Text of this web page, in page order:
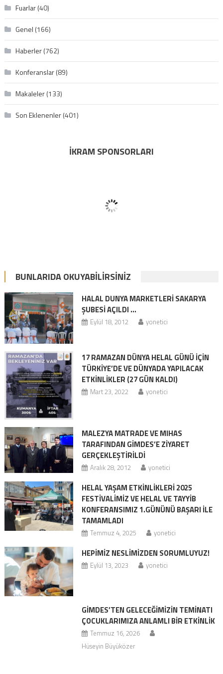
Fuarlar(40)
Genel (166)
Haberler(762)
Konferanslar(89)
Makaleler(133)
Son Eklenenler(401)
İKRAM SPONSORLARI
BUNLARIDA OKUYABILIRSINIZ
HALAL DUNYA MARKETLERİ SAKARYA
ŞUBESİ AÇILDI …
Eylül 18, 2012 yonetici
17 RAMAZAN DÜNYA HELAL GÜNÜ İÇİN
TÜRKİYE’DE VE DÜNYADA YAPILACAK
ETKİNLİKLER (27 GÜN KALDI)
Mart 23, 2022 yonetici
MALEZYA MATRADE VE MIHAS
TARAFINDAN GİMDES’E ZİYARET
GERÇEKLEŞTİRİLDİ
Aralık 28, 2012 yonetici
HELAL YAŞAM ETKİNLİKLERİ 2025
FESTİVALİMİZ VE HELAL VE TAYYİB
KONFERANSIMIZ 1.GÜNÜNÜ BAŞARI İLE
TAMAMLADI
Temmuz 4, 2025 yonetici
HEPİMİZ NESLİMİZDEN SORUMLUYUZ!
Eylül 13, 2023 yonetici
GİMDES’TEN GELECEĞIMIZIN TEMINATI
ÇOCUKLARIMIZA ANLAMLI BIR ETKINLIK
Temmuz 16, 2026
Hüseyin Büyüközer